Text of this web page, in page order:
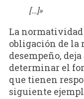
[…]»
La
obligación de la
desempeño,
determinar el
que tienen
siguiente